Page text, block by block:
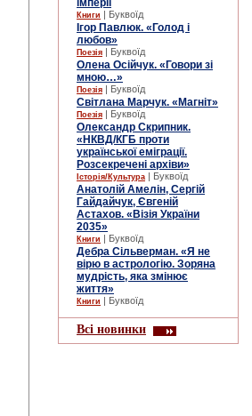
імперії
Книги | Буквоїд
Ігор Павлюк. «Голод і
любов»
Поезія | Буквоїд
Олена Осійчук. «Говори зі
мною…»
Поезія | Буквоїд
Світлана Марчук. «Магніт»
Поезія | Буквоїд
Олександр Скрипник.
«НКВД/КГБ проти
української еміграції.
Розсекречені архіви»
Історія/Культура | Буквоїд
Анатолій Амелін, Сергій
Гайдайчук, Євгеній
Астахов. «Візія України
2035»
Книги | Буквоїд
Дебра Сільверман. «Я не
вірю в астрологію. Зоряна
мудрість, яка змінює
життя»
Книги | Буквоїд
Всі новинки